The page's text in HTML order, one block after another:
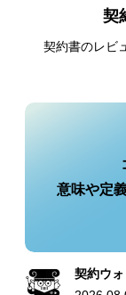
契
契約書のレビ
意味や定
契約ウ